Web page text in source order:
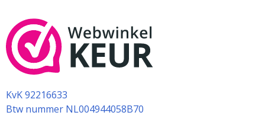
KvK 92216633
Btw nummer NL004944058B70